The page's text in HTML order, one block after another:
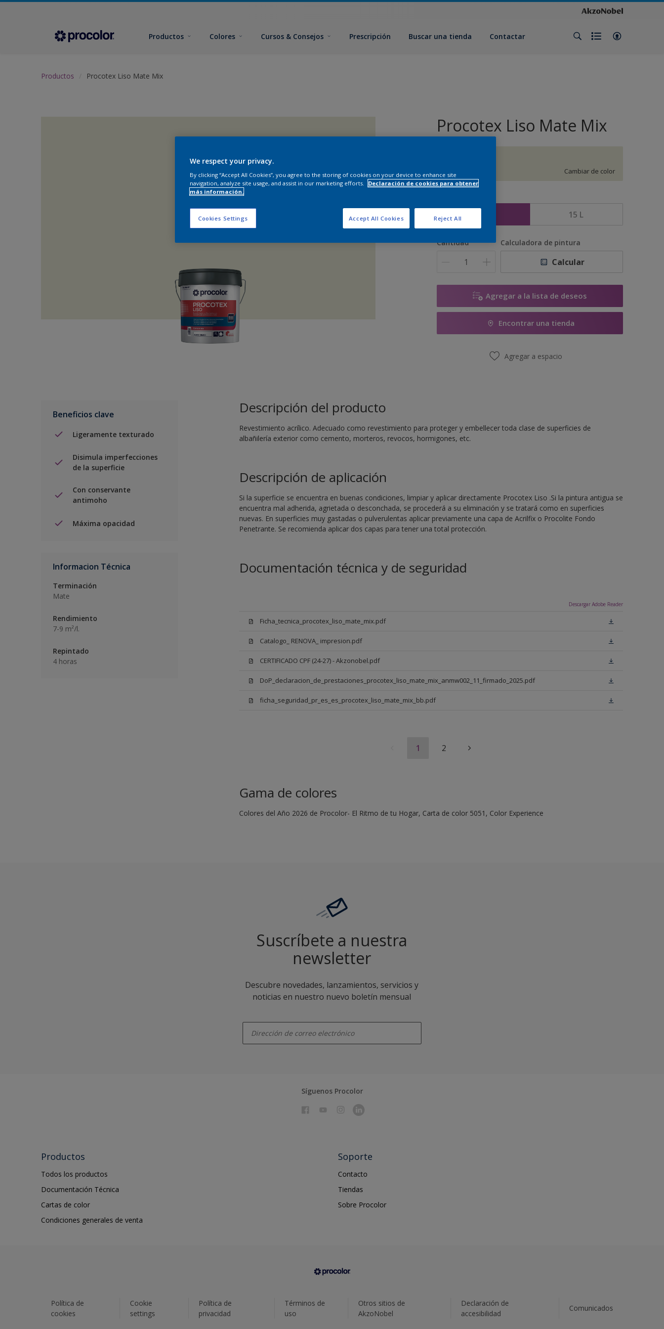
Productos Colores Cursos & Consejos Prescripción Buscar una tienda Contactar
Productos Procotex Liso Mate Mix
Procotex Liso Mate Mix
Cambiar de color
15 L
Cantidad Calculadora de pintura
Calcular
Agregar a la lista de deseos
Encontrar una tienda
Agregar a espacio
Beneficios clave
Ligeramente texturado
Disimula imperfecciones
de la superficie
Con conservante
antimoho
Máxima opacidad
Informacion Técnica
Terminación
Mate
Rendimiento
7-9 m²/l.
Repintado
4 horas
Descripción del producto
Revestimiento acrílico. Adecuado como revestimiento para proteger y embellecer toda clase de superficies de
albañilería exterior como cemento, morteros, revocos, hormigones, etc.
Descripción de aplicación
Si la superficie se encuentra en buenas condiciones, limpiar y aplicar directamente Procotex Liso .Si la pintura antigua se
encuentra mal adherida, agrietada o desconchada, se procederá a su eliminación y se tratará como en superficies
nuevas. En superficies muy gastadas o pulverulentas aplicar previamente una capa de Acrilfix o Procolite Fondo
Penetrante. Se recomienda aplicar dos capas para tener una total protección.
Documentación técnica y de seguridad
Descargar Adobe Reader
Ficha_tecnica_procotex_liso_mate_mix.pdf
Catalogo_ RENOVA_ impresion.pdf
CERTIFICADO CPF (24-27) - Akzonobel.pdf
DoP_declaracion_de_prestaciones_procotex_liso_mate_mix_anmw002_11_firmado_2025.pdf
ficha_seguridad_pr_es_es_procotex_liso_mate_mix_bb.pdf
1 2
Gama de colores
Colores del Año 2026 de Procolor- El Ritmo de tu Hogar, Carta de color 5051, Color Experience
Suscríbete a nuestra
newsletter
Descubre novedades, lanzamientos, servicios y
noticias en nuestro nuevo boletín mensual
Síguenos Procolor
Productos
Todos los productos
Documentación Técnica
Cartas de color
Condiciones generales de venta
Soporte
Contacto
Tiendas
Sobre Procolor
Política de
cookies
Cookie
settings
Política de
privacidad
Términos de
uso
Otros sitios de
AkzoNobel
Declaración de
accesibilidad
Comunicados
We respect your privacy.
By clicking “Accept All Cookies”, you agree to the storing of cookies on your device to enhance site
navigation, analyze site usage, and assist in our marketing efforts.
Declaración de cookies para obtener
más información.
Cookies Settings Reject All
Accept All Cookies